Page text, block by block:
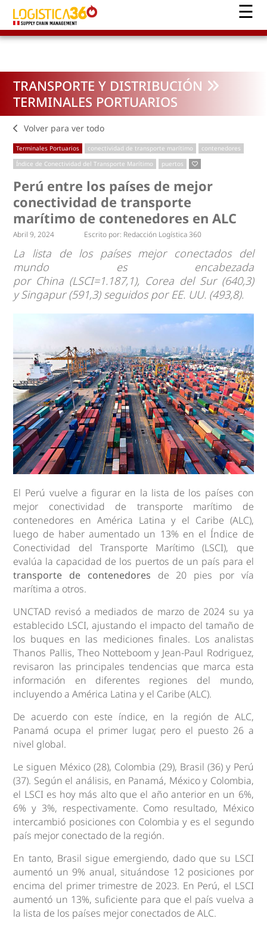
TRANSPORTE Y DISTRIBUCIÓN
TERMINALES PORTUARIOS
Volver para ver todo
Terminales Portuarios conectividad de transporte marítimo
contenedores
Índice de Conectividad del Transporte Marítimo
puertos
Perú entre los países de mejor
conectividad de transporte
marítimo de contenedores en ALC
Abril 9, 2024 Escrito por: Redacción Logística 360
La lista de los países mejor conectados del
mundo es encabezada
por China (LSCI=1.187,1), Corea del Sur (640,3)
y Singapur (591,3) seguidos por EE. UU. (493,8).
El Perú vuelve a figurar en la lista de los países con
mejor conectividad de transporte marítimo de
contenedores en América Latina y el Caribe (ALC),
luego de haber aumentado un 13% en el Índice de
Conectividad del Transporte Marítimo (LSCI), que
evalúa la capacidad de los puertos de un país para el
transporte de contenedores de 20 pies por vía
marítima a otros.
UNCTAD revisó a mediados de marzo de 2024 su ya
establecido LSCI, ajustando el impacto del tamaño de
los buques en las mediciones finales. Los analistas
Thanos Pallis, Theo Notteboom y Jean-Paul Rodriguez,
revisaron las principales tendencias que marca esta
información en diferentes regiones del mundo,
incluyendo a América Latina y el Caribe (ALC).
De acuerdo con este índice, en la región de ALC,
Panamá ocupa el primer lugar, pero el puesto 26 a
nivel global.
Le siguen México (28), Colombia (29), Brasil (36) y Perú
(37). Según el análisis, en Panamá, México y Colombia,
el LSCI es hoy más alto que el año anterior en un 6%,
6% y 3%, respectivamente. Como resultado, México
intercambió posiciones con Colombia y es el segundo
país mejor conectado de la región.
En tanto, Brasil sigue emergiendo, dado que su LSCI
aumentó un 9% anual, situándose 12 posiciones por
encima del primer trimestre de 2023. En Perú, el LSCI
aumentó un 13%, suficiente para que el país vuelva a
la lista de los países mejor conectados de ALC.